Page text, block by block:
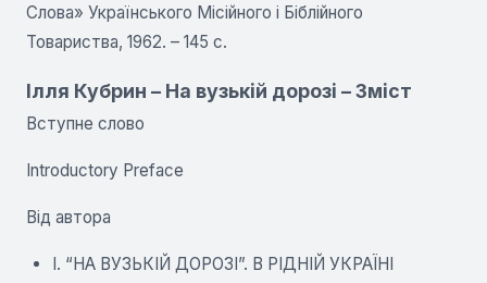
Слова» Українського Місійного і Біблійного
Товариства, 1962. – 145 с.
Ілля Кубрин – На вузькій дорозі – Зміст
Вступне слово
Introductory Preface
Від автора
І. “НА ВУЗЬКІЙ ДОРОЗІ”. В РІДНІЙ УКРАЇНІ